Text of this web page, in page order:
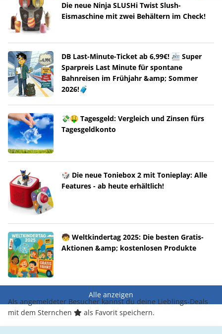
Die neue Ninja SLUSHi Twist Slush-
Eismaschine mit zwei Behältern im Check!
DB Last-Minute-Ticket ab 6,99€! 🚈 Super
Sparpreis Last Minute für spontane
Bahnreisen im Frühjahr &amp; Sommer
2026!🧳
💸🤑 Tagesgeld: Vergleich und Zinsen fürs
Tagesgeldkonto
🎲 Die neue Toniebox 2 mit Tonieplay: Alle
Features - ab heute erhältlich!
🧒 Weltkindertag 2025: Die besten Gratis-
Aktionen &amp; kostenlosen Produkte
Alle anzeigen
Als angemeldeter Besucher kannst du deine Lieblings-Deals
mit dem Sternchen
als Favorit speichern.